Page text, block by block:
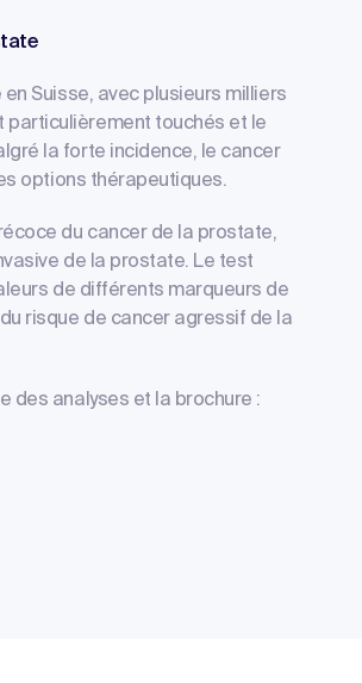
Suisse, avec plusieurs milliers
particulièrement touchés et le
la forte incidence, le cancer
options thérapeutiques.
du cancer de la prostate,
de la prostate. Le test
de différents marqueurs de
risque de cancer agressif de la
des analyses et la brochure :